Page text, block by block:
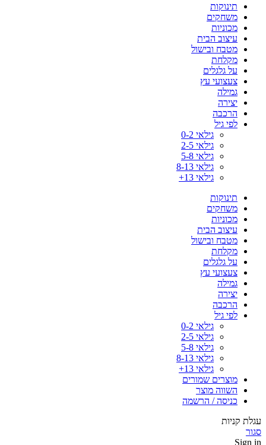
תינוקות
משחקים
מכוניות
עיצוב הבית
מטבח ובישול
מקלחת
על גלגלים
צעצועי עץ
גמילה
יצירה
הרכבה
לפי גיל
גילאי 0-2
גילאי 2-5
גילאי 5-8
גילאי 8-13
גילאי 13+
תינוקות
משחקים
מכוניות
עיצוב הבית
מטבח ובישול
מקלחת
על גלגלים
צעצועי עץ
גמילה
יצירה
הרכבה
לפי גיל
גילאי 0-2
גילאי 2-5
גילאי 5-8
גילאי 8-13
גילאי 13+
מוצרים שמורים
השווה מוצר
כניסה / הרשמה
עגלת קניות
סגור
Sign in